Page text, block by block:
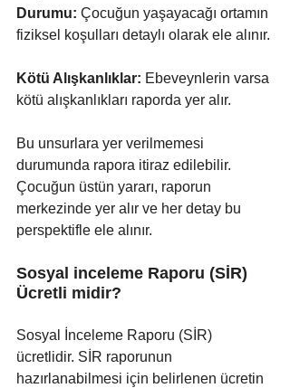
Durumu: Çocuğun yaşayacağı ortamın
fiziksel koşulları detaylı olarak ele alınır.
Kötü Alışkanlıklar: Ebeveynlerin varsa
kötü alışkanlıkları raporda yer alır.
Bu unsurlara yer verilmemesi
durumunda rapora itiraz edilebilir.
Çocuğun üstün yararı, raporun
merkezinde yer alır ve her detay bu
perspektifle ele alınır.
Sosyal inceleme Raporu (SİR)
Ücretli midir?
Sosyal İnceleme Raporu (SİR)
ücretlidir. SİR raporunun
hazırlanabilmesi için belirlenen ücretin